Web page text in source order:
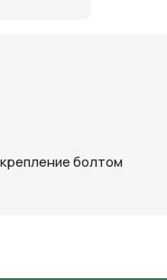
болтом